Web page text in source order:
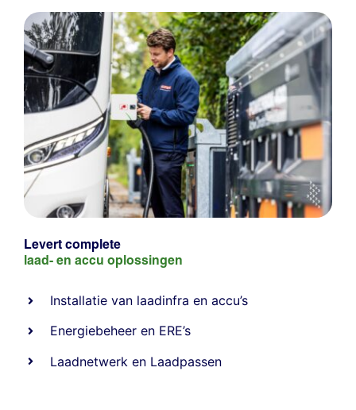
Levert complete
laad- en accu oplossingen
Installatie van laadinfra en accu’s
Energiebeheer en ERE’s
Laadnetwerk en Laadpassen